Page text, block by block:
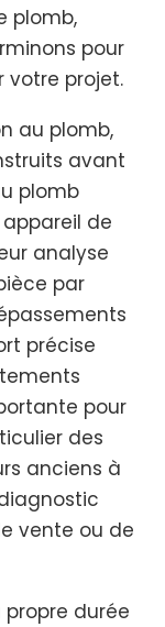
plomb,
pour
votre projet.
au plomb,
avant
plomb
de
analyse
par
précise
pour
des
anciens à
vente ou de
durée